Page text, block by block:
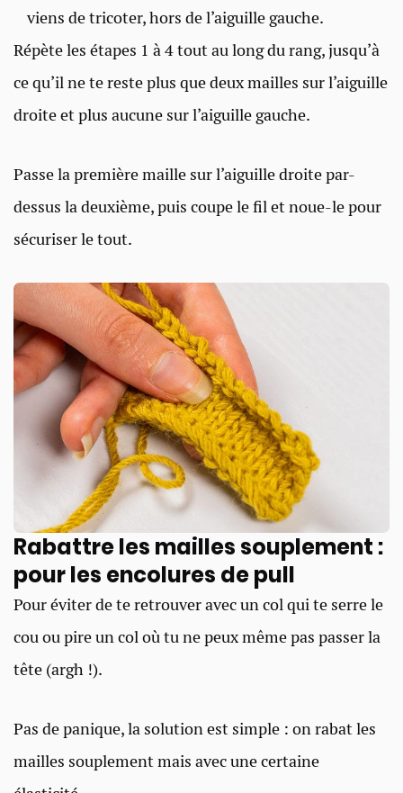
viens de tricoter, hors de l’aiguille gauche.
Répète les étapes 1 à 4 tout au long du rang, jusqu’à
ce qu’il ne te reste plus que deux mailles sur l’aiguille
droite et plus aucune sur l’aiguille gauche.
Passe la première maille sur l’aiguille droite par-
dessus la deuxième, puis coupe le fil et noue-le pour
sécuriser le tout.
Rabattre les mailles souplement :
pour les encolures de pull
Pour éviter de te retrouver avec un col qui te serre le
cou ou pire un col où tu ne peux même pas passer la
tête (argh !).
Pas de panique, la solution est simple : on rabat les
mailles souplement mais avec une certaine